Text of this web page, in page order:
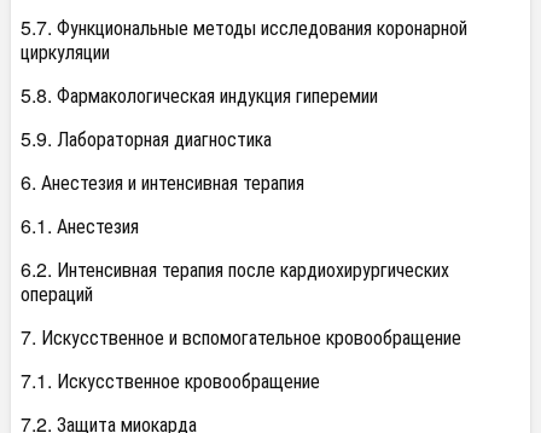
5.7. Функциональные методы исследования коронарной
циркуляции
5.8. Фармакологическая индукция гиперемии
5.9. Лабораторная диагностика
6. Анестезия и интенсивная терапия
6.1. Анестезия
6.2. Интенсивная терапия после кардиохирургических
операций
7. Искусственное и вспомогательное кровообращение
7.1. Искусственное кровообращение
7.2. Защита миокарда